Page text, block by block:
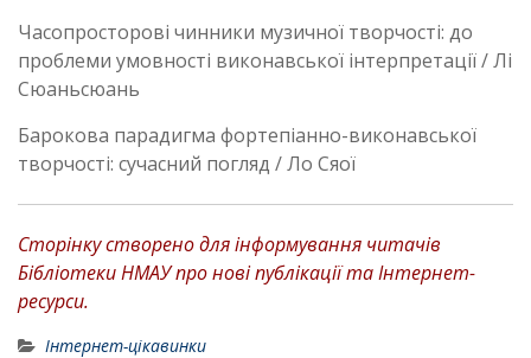
Часопросторові чинники музичної творчості: до
проблеми умовності виконавської інтерпретації / Лі
Сюаньсюань
Барокова парадигма фортепіанно-виконавської
творчості: сучасний погляд / Ло Сяої
Сторінку створено для інформування читачів
Бібліотеки НМАУ про нові публікації та Інтернет-
ресурси.
Інтернет-цікавинки